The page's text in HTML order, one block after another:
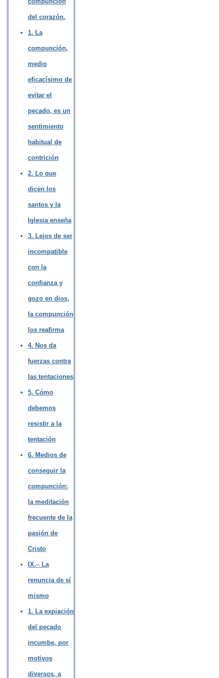
del corazón.
1. La
compunción,
medio
eficacísimo de
evitar el
pecado, es un
sentimiento
habitual de
contrición
2. Lo que
dicen los
santos y la
Iglesia enseña
3. Lejos de ser
incompatible
con la
confianza y
gozo en dios,
la compunción
los reafirma
4. Nos da
fuerzas contra
las tentaciones
5. Cómo
debemos
resistir a la
tentación
6. Medios de
conseguir la
compunción:
la meditación
frecuente de la
pasión de
Cristo
IX.– La
renuncia de sí
mismo
1. La expiación
del pecado
incumbe, por
motivos
diversos, a